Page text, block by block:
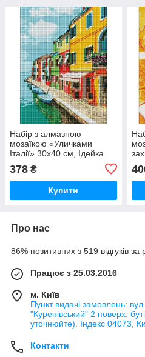
Набір з алмазною
мозаїкою «Уличками
Італії» 30х40 см, Ідейка
378 ₴
Купити
Про нас
86% позитивних з 519 відгуків за
Працює з 25.03.2016
м. Київ
Пункт видачі замовлень:
"Куренівський" 2 поверх,
уточнюйте). Індекс 04073,
Контакти